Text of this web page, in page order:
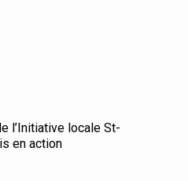
l’Initiative locale St-
en action